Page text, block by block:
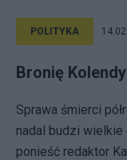
POLITYKA
Bronię
Sprawa śmierci
nadal budzi wielkie
ponieść redaktor